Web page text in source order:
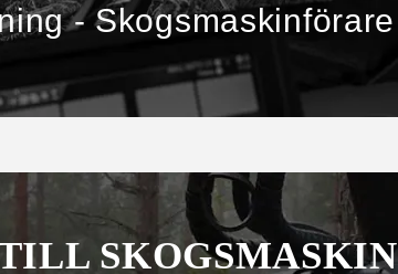
- Skogsmaskinförare